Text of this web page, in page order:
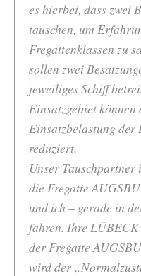
es hierbei, dass zwei
tauschen, um
Fregattenklassen zu
sollen zwei
jeweiliges Schiff
Einsatzgebiet
Einsatzbelastung der
reduziert.
Unser Tauschpartner
die Fregatte
und ich – gerade in
fahren. Ihre
der Fregatte
wird der